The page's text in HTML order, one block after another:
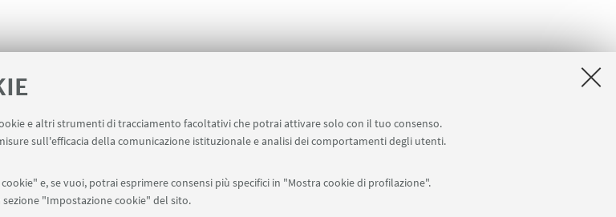
e altri strumenti di tracciamento facoltativi che potrai attivare solo con il tuo consenso.
sull'efficacia della comunicazione istituzionale e analisi dei comportamenti degli utenti.
e, se vuoi, potrai esprimere consensi più specifici in "Mostra cookie di profilazione".
"Impostazione cookie" del sito.